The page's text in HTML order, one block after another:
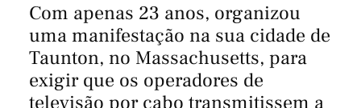
Com apenas 23 anos, organizou
uma manifestação na sua cidade de
Taunton, no Massachusetts, para
exigir que os operadores de
televisão por cabo transmitissem a